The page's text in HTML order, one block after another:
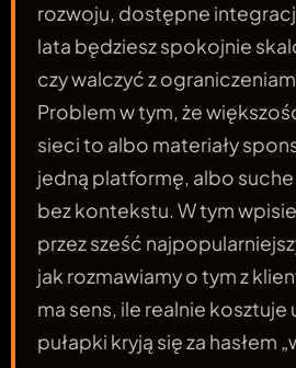
rozwoju, dostępne
lata będziesz spokojnie
czy walczyć z
Problem w tym, że
sieci to albo materiały
jedną platformę, albo
bez kontekstu. W tym
przez sześć
jak rozmawiamy o tym z
ma sens, ile realnie kosztuje
pułapki kryją się za hasłem